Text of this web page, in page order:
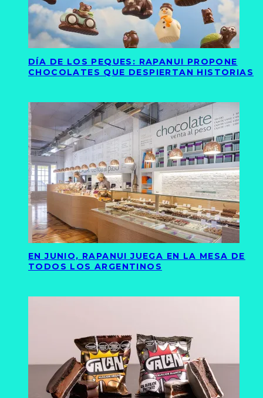
DÍA DE LOS PEQUES: RAPANUI PROPONE
CHOCOLATES QUE DESPIERTAN HISTORIAS
EN JUNIO, RAPANUI JUEGA EN LA MESA DE
TODOS LOS ARGENTINOS